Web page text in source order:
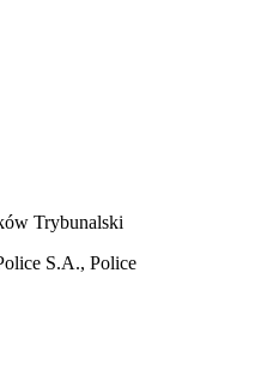
Trybunalski
S.A., Police